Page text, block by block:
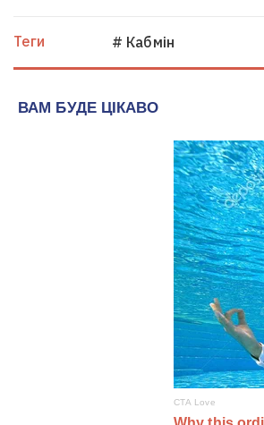
Теги # Кабмін